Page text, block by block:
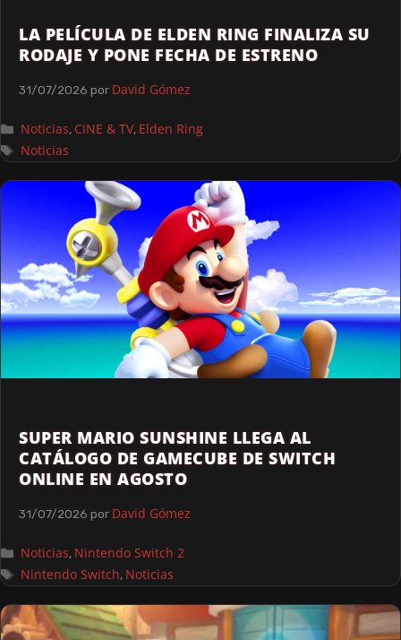
LA PELÍCULA DE ELDEN RING FINALIZA SU
RODAJE Y PONE FECHA DE ESTRENO
31/07/2026 por David Gómez
Noticias, CINE & TV, Elden Ring
Noticias
SUPER MARIO SUNSHINE LLEGA AL
CATÁLOGO DE GAMECUBE DE SWITCH
ONLINE EN AGOSTO
31/07/2026 por David Gómez
Noticias, Nintendo Switch 2
Nintendo Switch, Noticias